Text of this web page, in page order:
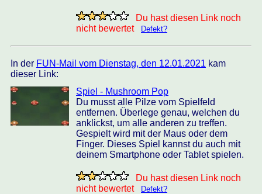
Du hast diesen Link noch
nicht bewertet
Defekt?
In der FUN-Mail vom Dienstag, den 12.01.2021 kam
dieser Link:
Spiel - Mushroom Pop
Du musst alle Pilze vom Spielfeld
entfernen. Überlege genau, welchen du
anklickst, um alle anderen zu treffen.
Gespielt wird mit der Maus oder dem
Finger. Dieses Spiel kannst du auch mit
deinem Smartphone oder Tablet spielen.
Du hast diesen Link noch
nicht bewertet
Defekt?